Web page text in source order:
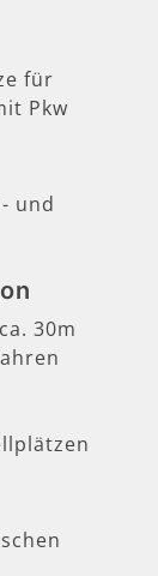
für
Pkw
und
30m